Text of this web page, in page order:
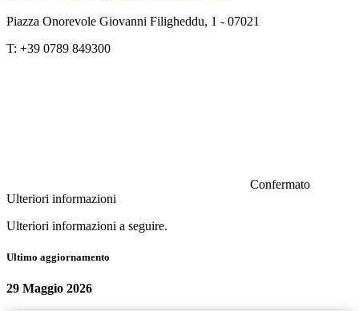
Piazza Onorevole Giovanni Filigheddu, 1 - 07021
T: +39 0789 849300
Confermato
Ulteriori informazioni
Ulteriori informazioni a seguire.
Ultimo aggiornamento
29 Maggio 2026